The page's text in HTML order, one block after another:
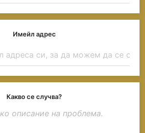
Имейл адрес
Какво се случва?